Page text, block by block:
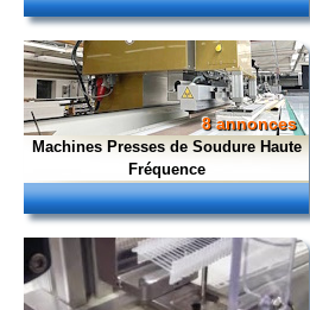
8 annonces
Machines Presses de Soudure Haute
Fréquence